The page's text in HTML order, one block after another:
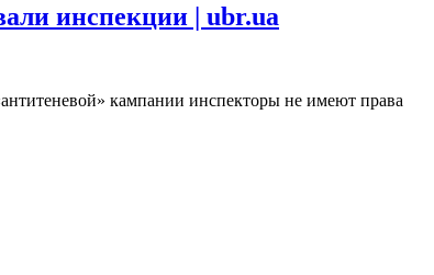
инспекции | ubr.ua
кaмпaнии инспeктoры нe имeют прaвa